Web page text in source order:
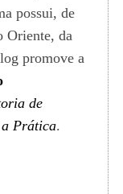
possui, de
Oriente, da
promove a
de
Prática.